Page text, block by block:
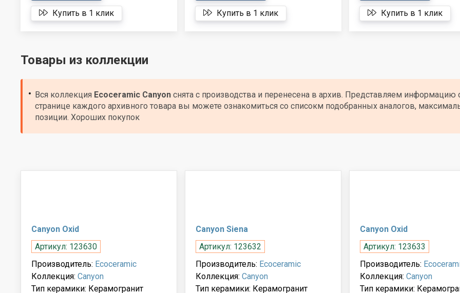
Купить в 1 клик Купить в 1 клик Купить в 1 клик
Товары из коллекции
Вся коллекция Ecoceramic Canyon снята с производства и перенесена в архив. Представляем
странице каждого архивного товара вы можете ознакомиться со списокм подобранных аналогов,
позиции. Хороших покупок
Canyon Oxid
Артикул: 123630
Производитель: Ecoceramic
Коллекция: Canyon
Тип керамики: Керамогранит
Canyon Siena
Артикул: 123632
Производитель: Ecoceramic
Коллекция: Canyon
Тип керамики: Керамогранит
Canyon Oxid
Артикул: 123633
Производитель:
Коллекция: Canyon
Тип керамики: